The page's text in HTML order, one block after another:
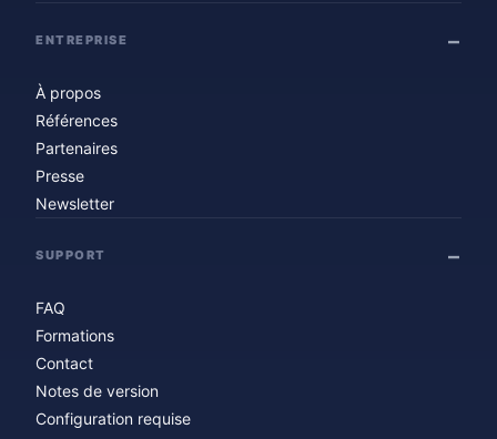
ENTREPRISE
À propos
Références
Partenaires
Presse
Newsletter
SUPPORT
FAQ
Formations
Contact
Notes de version
Configuration requise